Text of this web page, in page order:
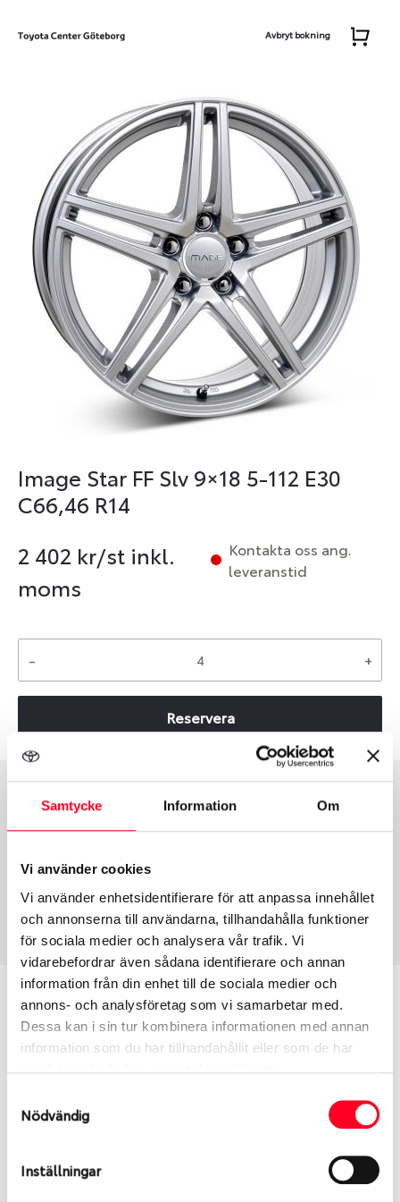
Samtycke Information Om
Vi använder cookies
Vi använder enhetsidentifierare för att anpassa innehållet
och annonserna till användarna, tillhandahålla funktioner
för sociala medier och analysera vår trafik. Vi
vidarebefordrar även sådana identifierare och annan
information från din enhet till de sociala medier och
annons- och analysföretag som vi samarbetar med.
Dessa kan i sin tur kombinera informationen med annan
information som du har tillhandahållit eller som de har
Nödvändig
Inställningar
Avbryt bokning
Image Star FF Slv 9×18 5-112 E30
C66,46 R14
2 402 kr/st inkl.
moms
Kontakta oss ang.
leveranstid
- +
Reservera
Group
Fälg PV/C LM
Tum
18
30
Centre Diameter
112
Art nummer
13925
Passar denna fälg min bil?
Ange registreringsnummer för att se om den fälg
Ibland kan fälgen ha bytts ut under årens lopp och
inte vara samma dimension som bilen hade ut från